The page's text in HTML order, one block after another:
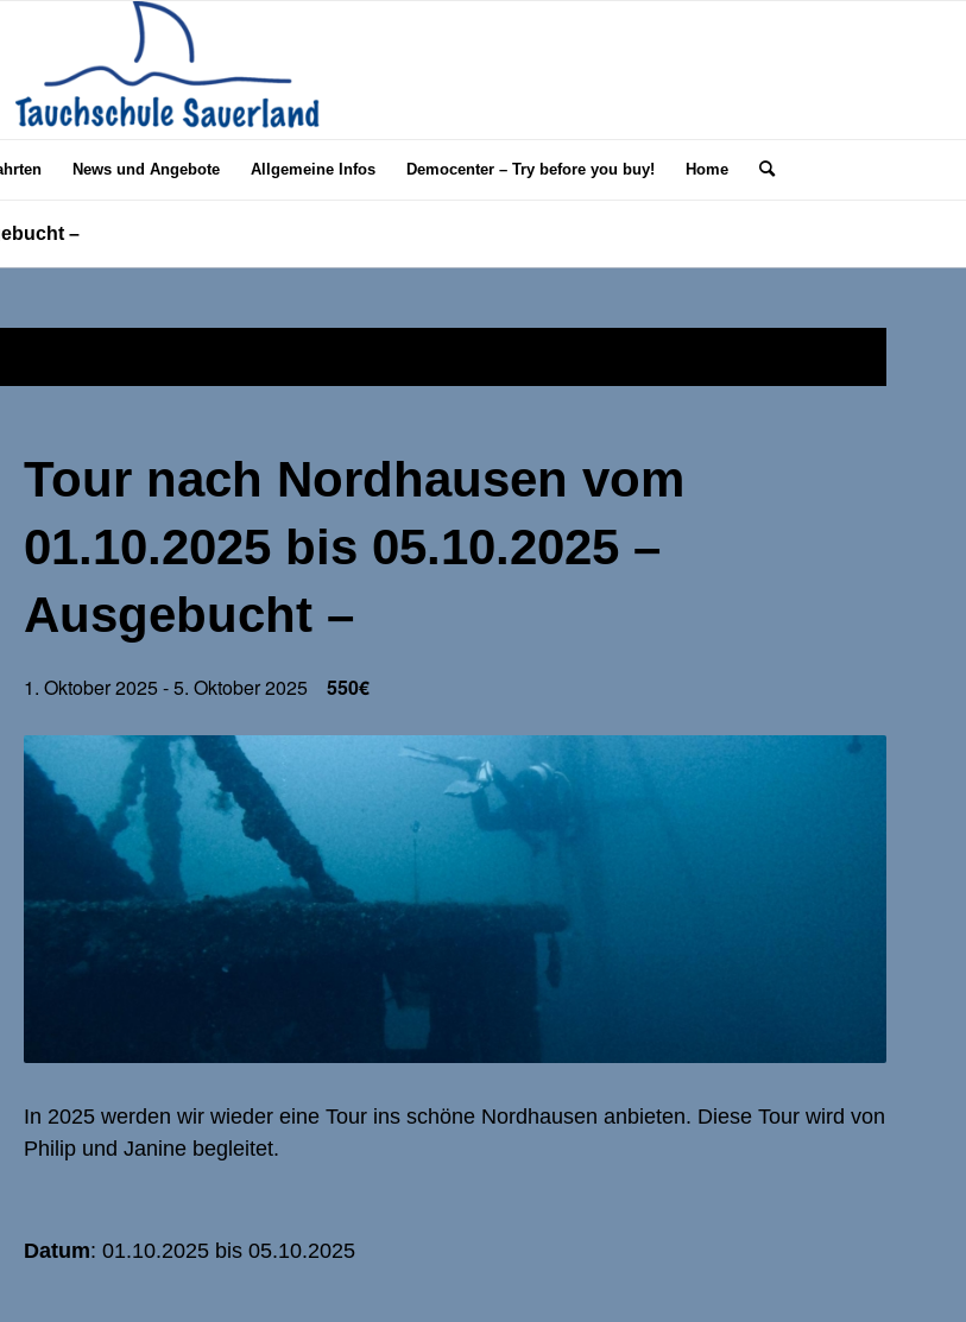
News und Angebote Allgemeine Infos Democenter – Try before you buy! Home
–
Tour nach Nordhausen vom
01.10.2025 bis 05.10.2025 –
Ausgebucht –
1. Oktober 2025-5. Oktober 2025 550€
In 2025 werden wir wieder eine Tour ins schöne Nordhausen anbieten. Diese Tour wird von
Philip und Janine begleitet.
Datum: 01.10.2025 bis 05.10.2025